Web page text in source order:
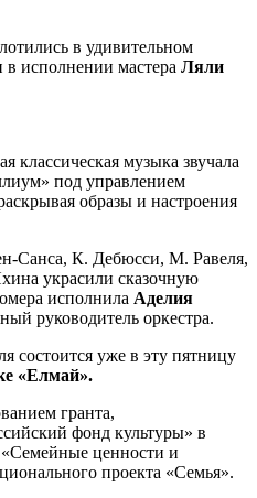
в удивительном
исполнении мастера Ляли
классическая музыка звучала
под управлением
образы и настроения
Санса, К. Дебюсси, М. Равеля,
украсили сказочную
исполнила Аделия
руководитель оркестра.
состоится уже в эту пятницу
«Елмай».
гранта,
фонд культуры» в
«Семейные ценности и
проекта «Семья».